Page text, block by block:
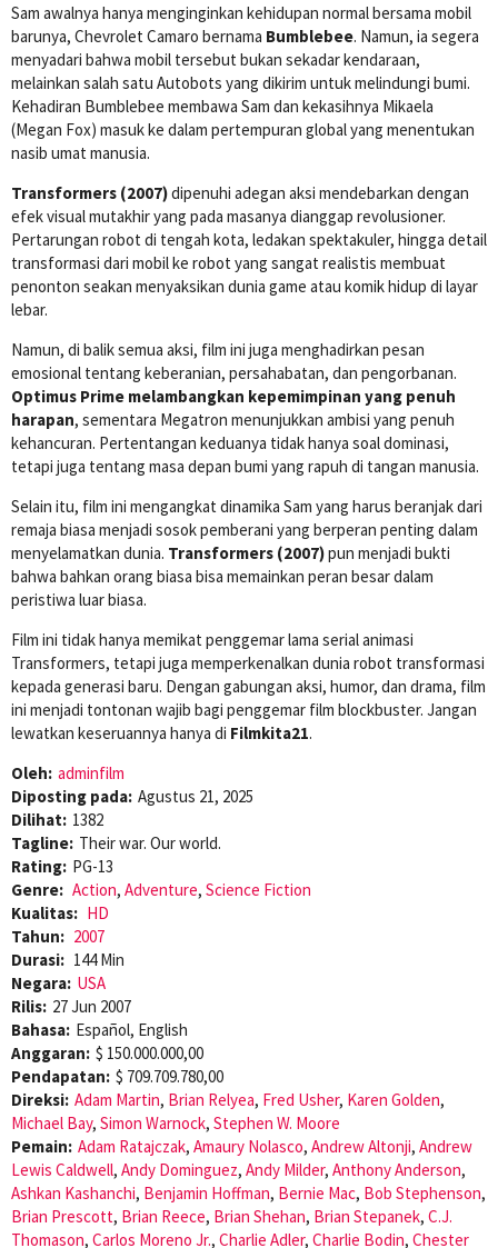
Sam awalnya hanya menginginkan kehidupan normal bersama mobil
barunya, Chevrolet Camaro bernama Bumblebee. Namun, ia segera
menyadari bahwa mobil tersebut bukan sekadar kendaraan,
melainkan salah satu Autobots yang dikirim untuk melindungi bumi.
Kehadiran Bumblebee membawa Sam dan kekasihnya Mikaela
(Megan Fox) masuk ke dalam pertempuran global yang menentukan
nasib umat manusia.
Transformers (2007)dipenuhi adegan aksi mendebarkan dengan
efek visual mutakhir yang pada masanya dianggap revolusioner.
Pertarungan robot di tengah kota, ledakan spektakuler, hingga detail
transformasi dari mobil ke robot yang sangat realistis membuat
penonton seakan menyaksikan dunia game atau komik hidup di layar
lebar.
Namun, di balik semua aksi, film ini juga menghadirkan pesan
emosional tentang keberanian, persahabatan, dan pengorbanan.
Optimus Prime melambangkan kepemimpinan yang penuh
harapan, sementara Megatron menunjukkan ambisi yang penuh
kehancuran. Pertentangan keduanya tidak hanya soal dominasi,
tetapi juga tentang masa depan bumi yang rapuh di tangan manusia.
Selain itu, film ini mengangkat dinamika Sam yang harus beranjak dari
remaja biasa menjadi sosok pemberani yang berperan penting dalam
menyelamatkan dunia. Transformers (2007)pun menjadi bukti
bahwa bahkan orang biasa bisa memainkan peran besar dalam
peristiwa luar biasa.
Film ini tidak hanya memikat penggemar lama serial animasi
Transformers, tetapi juga memperkenalkan dunia robot transformasi
kepada generasi baru. Dengan gabungan aksi, humor, dan drama, film
ini menjadi tontonan wajib bagi penggemar film blockbuster. Jangan
lewatkan keseruannya hanya di Filmkita21.
Oleh: adminfilm
Diposting pada: Agustus 21, 2025
Dilihat: 1382
Tagline: Their war. Our world.
Rating: PG-13
Genre: Action, Adventure, Science Fiction
Kualitas: HD
Tahun: 2007
Durasi: 144 Min
Negara: USA
Rilis: 27 Jun 2007
Bahasa: Español, English
Anggaran: $ 150.000.000,00
Pendapatan: $ 709.709.780,00
Direksi: Adam Martin, Brian Relyea, Fred Usher, Karen Golden,
Michael Bay, Simon Warnock, Stephen W. Moore
Pemain: Adam Ratajczak, Amaury Nolasco, Andrew Altonji, Andrew
Lewis Caldwell, Andy Dominguez, Andy Milder, Anthony Anderson,
Ashkan Kashanchi, Benjamin Hoffman, Bernie Mac, Bob Stephenson,
Brian Prescott, Brian Reece, Brian Shehan, Brian Stepanek, C.J.
Thomason, Carlos Moreno Jr., Charlie Adler, Charlie Bodin, Chester